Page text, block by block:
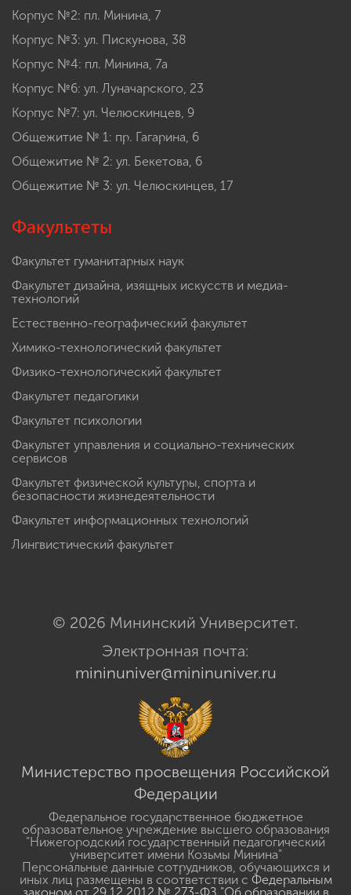
Корпус №2: пл. Минина, 7
Корпус №3: ул. Пискунова, 38
Корпус №4: пл. Минина, 7а
Корпус №6: ул. Луначарского, 23
Корпус №7: ул. Челюскинцев, 9
Общежитие № 1: пр. Гагарина, 6
Общежитие № 2: ул. Бекетова, 6
Общежитие № 3: ул. Челюскинцев, 17
Факультеты
Факультет гуманитарных наук
Факультет дизайна, изящных искусств и медиа-
технологий
Естественно-географический факультет
Химико-технологический факультет
Физико-технологический факультет
Факультет педагогики
Факультет психологии
Факультет управления и социально-технических
сервисов
Факультет физической культуры, спорта и
безопасности жизнедеятельности
Факультет информационных технологий
Лингвистический факультет
© 2026 Мининский Университет.
Электронная почта:
mininuniver@mininuniver.ru
Министерство просвещения Российской
Федерации
Федеральное государственное бюджетное
образовательное учреждение высшего образования
"Нижегородский государственный педагогический
университет имени Козьмы Минина"
Персональные данные сотрудников, обучающихся и
иных лиц размещены в соответствии с Федеральным